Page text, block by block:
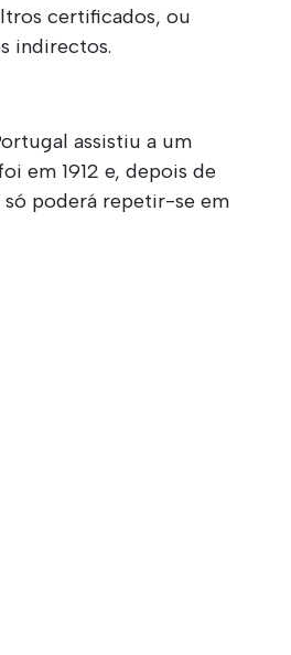
certificados, ou
indirectos.
assistiu a um
em 1912 e, depois de
poderá repetir-se em